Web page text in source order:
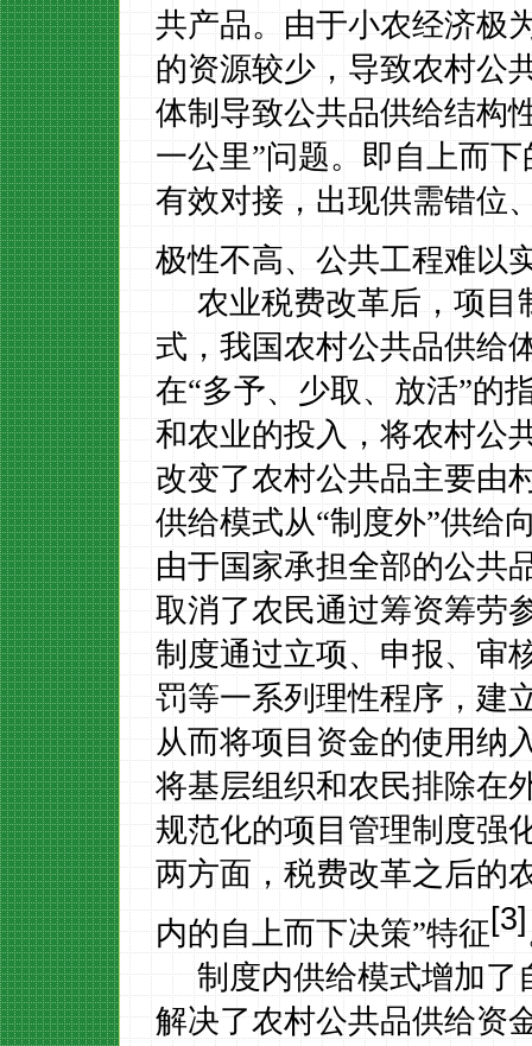
共产品。由于小农经济极
的资源较少，导致农村公
体制导致公共品供给结构
一公里”问题。即自上而
有效对接，出现供需错位
极性不高、公共工程难以
农业税费改革后，项目
式，我国农村公共品供给
在“多予、少取、放活”的
和农业的投入，将农村公
改变了农村公共品主要由
供给模式从“制度外”供给
由于国家承担全部的公共
取消了农民通过筹资筹劳
制度通过立项、申报、审
罚等一系列理性程序，建
从而将项目资金的使用纳
将基层组织和农民排除在
规范化的项目管理制度强
两方面，税费改革之后的
内的自上而下决策”特征[3]
制度内供给模式增加了
解决了农村公共品供给资